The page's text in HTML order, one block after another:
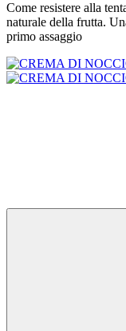
Come resistere alla
naturale della frutta.
primo assaggio